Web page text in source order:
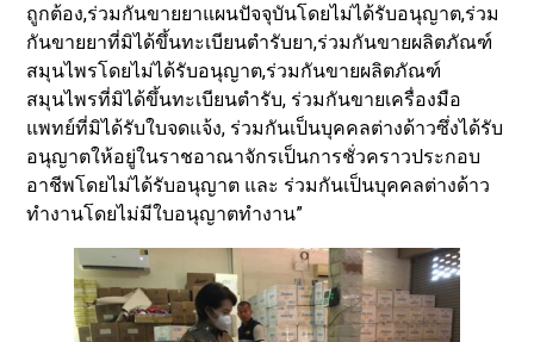
ถูกต้อง,ร่วมกันขายยาแผนปัจจุบันโดยไม่ได้รับอนุญาต,ร่วม
กันขายยาที่มิได้ขึ้นทะเบียนตำรับยา,ร่วมกันขายผลิตภัณฑ์
สมุนไพรโดยไม่ได้รับอนุญาต,ร่วมกันขายผลิตภัณฑ์
สมุนไพรที่มิได้ขึ้นทะเบียนตำรับ, ร่วมกันขายเครื่องมือ
แพทย์ที่มิได้รับใบจดแจ้ง, ร่วมกันเป็นบุคคลต่างด้าวซึ่งได้รับ
อนุญาตให้อยู่ในราชอาณาจักรเป็นการชั่วคราวประกอบ
อาชีพโดยไม่ได้รับอนุญาต และ ร่วมกันเป็นบุคคลต่างด้าว
ทำงานโดยไม่มีใบอนุญาตทำงาน”